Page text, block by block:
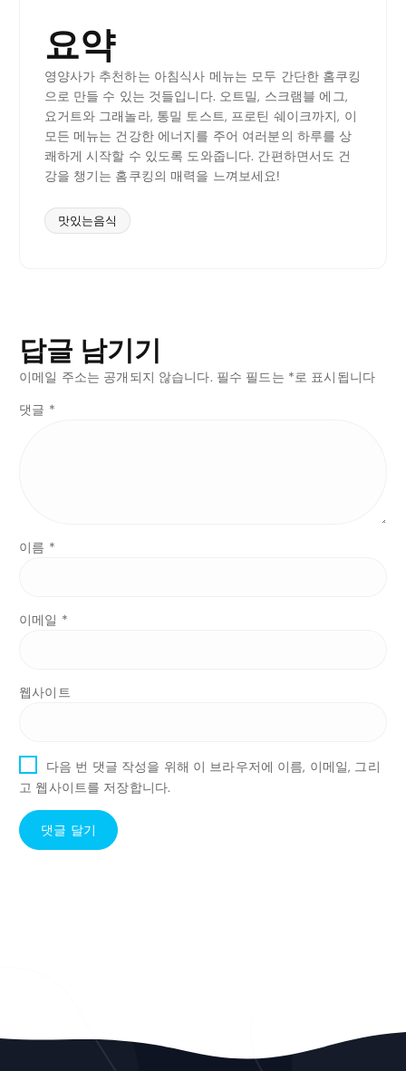
요약
영양사가 추천하는 아침식사 메뉴는 모두 간단한 홈쿠킹
으로 만들 수 있는 것들입니다. 오트밀, 스크램블 에그,
요거트와 그래놀라, 통밀 토스트, 프로틴 쉐이크까지, 이
모든 메뉴는 건강한 에너지를 주어 여러분의 하루를 상
쾌하게 시작할 수 있도록 도와줍니다. 간편하면서도 건
강을 챙기는 홈쿠킹의 매력을 느껴보세요!
맛있는음식
답글 남기기
이메일 주소는 공개되지 않습니다. 필수 필드는 *로 표시됩니다
댓글 *
이름 *
이메일 *
웹사이트
다음 번 댓글 작성을 위해 이 브라우저에 이름, 이메일, 그리
고 웹사이트를 저장합니다.